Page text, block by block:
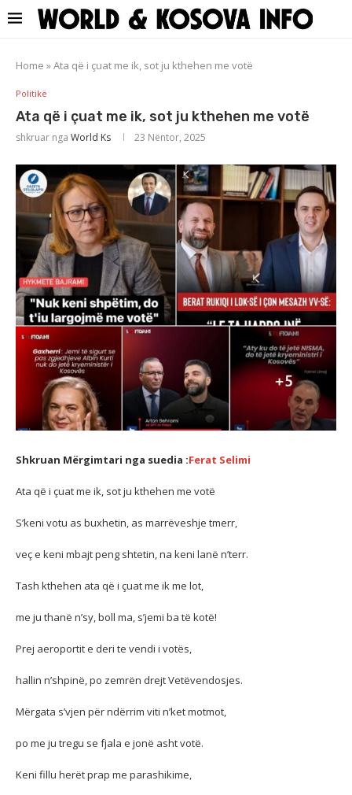
Home »Ata që i çuat me ik, sot ju kthehen me votë
Politikë
Ata që i çuat me ik, sot ju kthehen me votë
shkruar nga World Ks 23 Nëntor, 2025
Shkruan Mërgimtari nga suedia :Ferat Selimi
Ata që i çuat me ik, sot ju kthehen me votë
S’keni votu as buxhetin, as marrëveshje tmerr,
veç e keni mbajt peng shtetin, na keni lanë n’terr.
Tash kthehen ata që i çuat me ik me lot,
me ju thanë n’sy, boll ma, s’jemi ba të kotë!
Prej aeroportit e deri te vendi i votës,
hallin n’shpinë, po zemrën drejt Vetëvendosjes.
Mërgata s’vjen për ndërrim viti n’ket motmot,
po me ju tregu se fjala e jonë asht votë.
Keni fillu herët prap me parashikime,